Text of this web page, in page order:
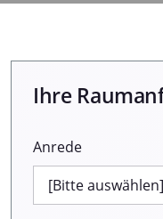
Ihre
Anrede